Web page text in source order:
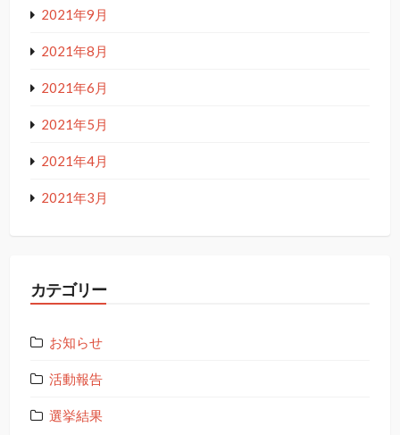
2021年9月
2021年8月
2021年6月
2021年5月
2021年4月
2021年3月
カテゴリー
お知らせ
活動報告
選挙結果